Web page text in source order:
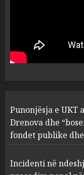
1
2
Punonjësja e
Drenova dhe
fondet publike
Incidenti në